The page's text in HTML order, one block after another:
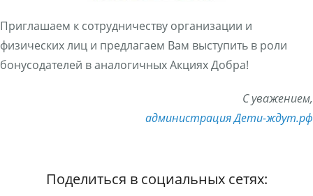
Приглашаем к сотрудничеству организации и
физических лиц и предлагаем Вам выступить в роли
бонусодателей в аналогичных Акциях Добра!
С уважением,
администрация Дети-ждут.рф
Поделиться в социальных сетях: